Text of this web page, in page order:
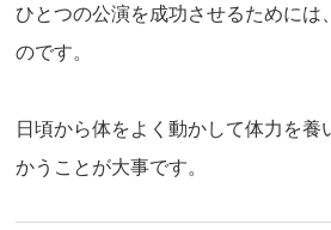
ひとつの公演を成功させるためには
のです。
日頃から体をよく動かして体力を養
かうことが大事です。